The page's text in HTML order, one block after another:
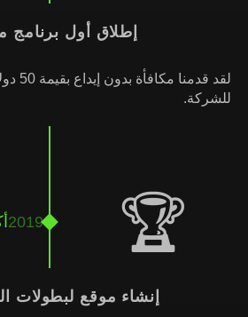
إطلاق أول برنامج
لقد
للشركة.
إنشاء موقع لبطولات
2019 🏆